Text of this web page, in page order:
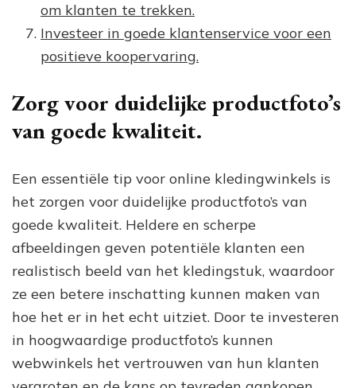
om klanten te trekken.
Investeer in goede klantenservice voor een
positieve koopervaring.
Zorg voor duidelijke productfoto’s
van goede kwaliteit.
Een essentiële tip voor online kledingwinkels is
het zorgen voor duidelijke productfoto’s van
goede kwaliteit. Heldere en scherpe
afbeeldingen geven potentiële klanten een
realistisch beeld van het kledingstuk, waardoor
ze een betere inschatting kunnen maken van
hoe het er in het echt uitziet. Door te investeren
in hoogwaardige productfoto’s kunnen
webwinkels het vertrouwen van hun klanten